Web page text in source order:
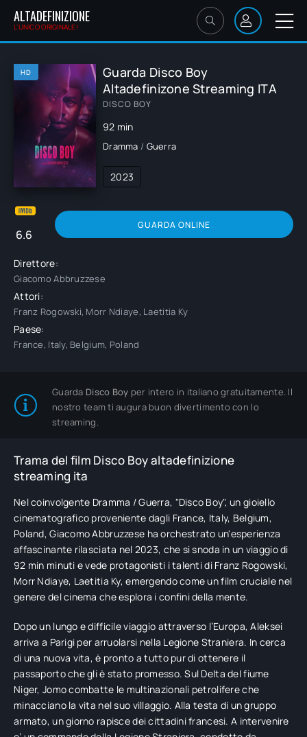
ALTADEFINIZIONE
L'UNICO ORIGINALE!
HD
Guarda Disco Boy
Altadefinizone Streaming ITA
DISCO BOY
92 min
Dramma / Guerra
2023
6.6
GUARDA ONLINE
Direttore:
Giacomo Abbruzzese
Attori:
Franz Rogowski, Morr Ndiaye, Laetitia Ky
Paese:
France, Italy, Belgium, Poland
Guarda Disco Boy per intero in italiano gratuitamente. Il
nostro team ti augura buon divertimento con lo
streaming.
Trama del film Disco Boy altadefinizione
streaming ita
Nel coinvolgente Dramma / Guerra, "Disco Boy", un gioiello
cinematografico proveniente dagli France, Italy, Belgium,
Poland, Giacomo Abbruzzese ha orchestrato un'esperienza
affascinante rilasciata nel 2023, che si snoda in un viaggio di
92 min minuti e vede protagonisti i talenti di Franz Rogowski,
Morr Ndiaye, Laetitia Ky, emergendo come un film cruciale nel
genere del cinema che esplora i confini della mente.
Dopo un lungo e difficile viaggio attraverso l’Europa, Aleksei
arriva a Parigi per arruolarsi nella Legione Straniera. In cerca
di una nuova vita, è pronto a tutto pur di ottenere il
passaporto che gli è stato promesso. Sul Delta del fiume
Niger, Jomo combatte le multinazionali petrolifere che
minacciano la vita nel suo villaggio. Alla testa di un gruppo
armato, un giorno rapisce dei cittadini francesi. A intervenire